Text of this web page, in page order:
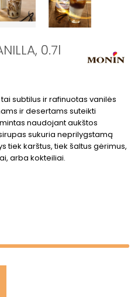
0.7l
subtilus ir rafinuotas vanilės
ir desertams suteikti
naudojant aukštos
sukuria neprilygstamą
tiek karštus, tiek šaltus gėrimus,
arba kokteiliai.